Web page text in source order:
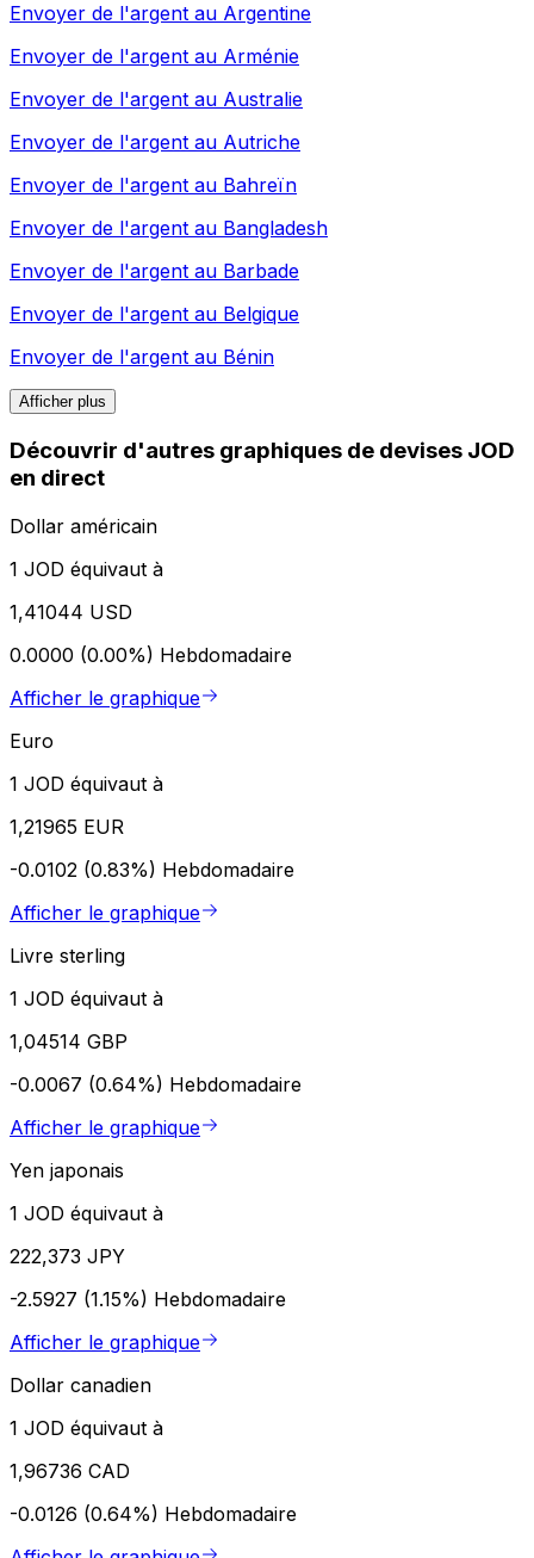
Envoyer de l'argent au Argentine
Envoyer de l'argent au Arménie
Envoyer de l'argent au Australie
Envoyer de l'argent au Autriche
Envoyer de l'argent au Bahreïn
Envoyer de l'argent au Bangladesh
Envoyer de l'argent au Barbade
Envoyer de l'argent au Belgique
Envoyer de l'argent au Bénin
Afficher plus
Découvrir d'autres graphiques de devises JOD
en direct
Dollar américain
1 JOD équivaut à
1,41044 USD
0.0000 (0.00%) Hebdomadaire
Afficher le graphique
Euro
1 JOD équivaut à
1,21965 EUR
-0.0102 (0.83%) Hebdomadaire
Afficher le graphique
Livre sterling
1 JOD équivaut à
1,04514 GBP
-0.0067 (0.64%) Hebdomadaire
Afficher le graphique
Yen japonais
1 JOD équivaut à
222,373 JPY
-2.5927 (1.15%) Hebdomadaire
Afficher le graphique
Dollar canadien
1 JOD équivaut à
1,96736 CAD
-0.0126 (0.64%) Hebdomadaire